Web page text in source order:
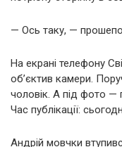
— Ось таку, —
На екрані телефону
об’єктив камери.
чоловік. А під фото —
Час публікації:
Андрій мовчки